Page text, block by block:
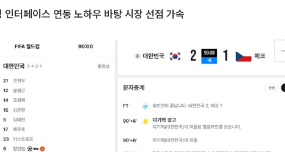
터페이스 연동 노하우 바탕 시장 선점 가속